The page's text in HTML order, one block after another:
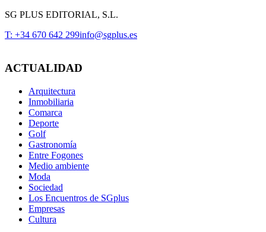
SG PLUS EDITORIAL, S.L.
T: +34 670 642 299info@sgplus.es
ACTUALIDAD
Arquitectura
Inmobiliaria
Comarca
Deporte
Golf
Gastronomía
Entre Fogones
Medio ambiente
Moda
Sociedad
Los Encuentros de SGplus
Empresas
Cultura